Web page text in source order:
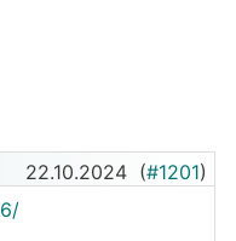
sofort weggehen.
deutlich länger
während der
teurer und
22.10.2024 (#1201)